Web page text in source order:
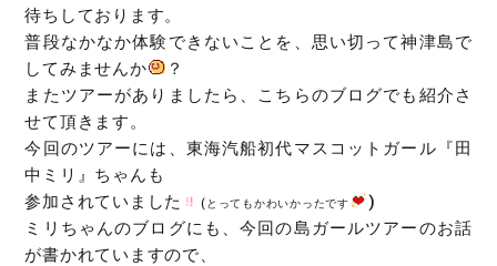
待ちしております。
普段なかなか体験できないことを、思い切って神津島で
してみませんか
？
またツアーがありましたら、こちらのブログでも紹介さ
せて頂きます。
今回のツアーには、東海汽船初代マスコットガール『田
中ミリ』ちゃんも
参加されていました
(とってもかわいかったです
)
ミリちゃんのブログにも、今回の島ガールツアーのお話
が書かれていますので、